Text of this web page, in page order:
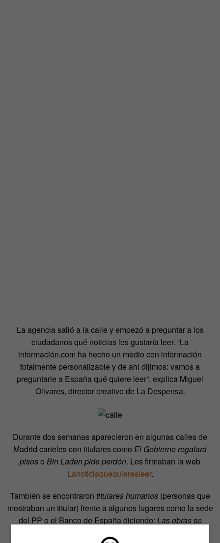
La agencia salió a la calle y empezó a preguntar a los
ciudadanos qué noticias les gustaría leer. “La
información.com ha hecho un medio con información
totalmente personalizable y de ahí dijimos: vamos a
preguntarle a España qué quiere leer”, explica Miguel
Olivares, director creativo de La Despensa.
Durante dos semanas aparecieron en algunas calles de
Madrid carteles con titulares como El Gobierno regalará
pisoso Bin Laden pide perdón. Los firmaban la web
Lanoticiaquequieresleer.
También se encontraron titulares humanos(personas que
mostraban un titular) frente a algunos lugares como la sede
del PP o el Banco de España diciendo: Las obras se